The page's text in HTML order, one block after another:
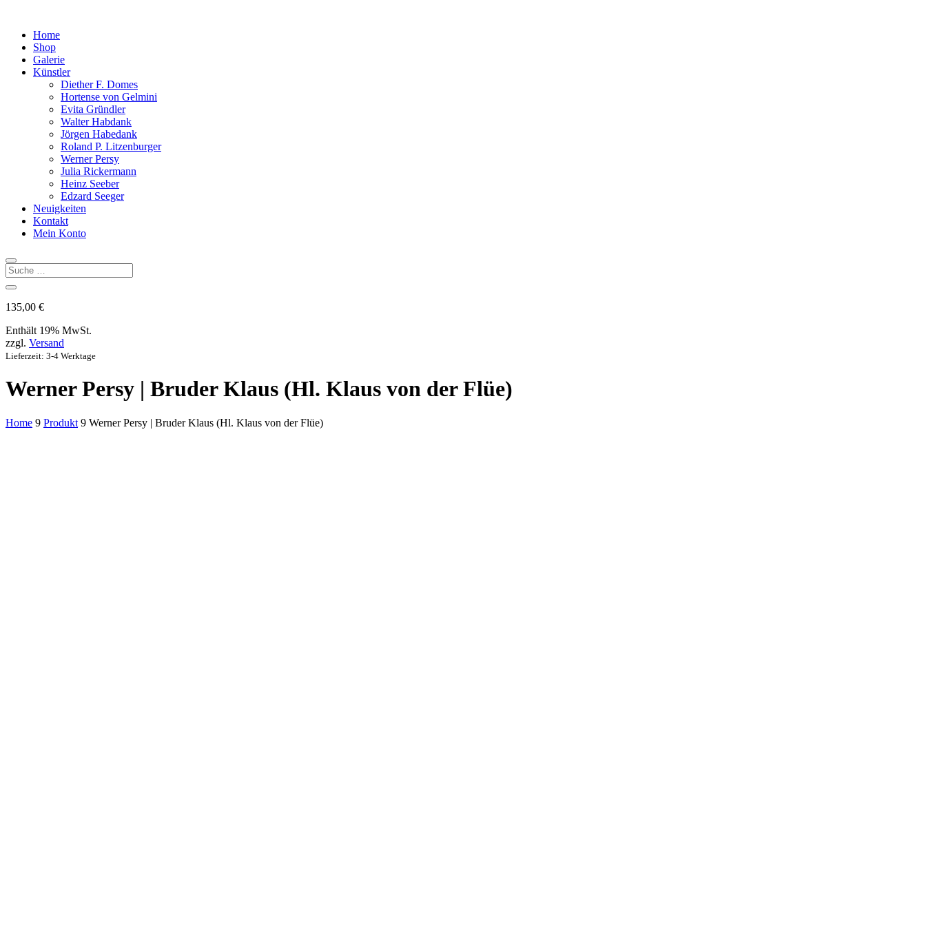
Home
Shop
Galerie
Künstler
Diether F. Domes
Hortense von Gelmini
Evita Gründler
Walter Habdank
Jörgen Habedank
Roland P. Litzenburger
Werner Persy
Julia Rickermann
Heinz Seeber
Edzard Seeger
Neuigkeiten
Kontakt
Mein Konto
135,00 €
Enthält 19% MwSt.
zzgl. Versand
Lieferzeit: 3-4 Werktage
Werner Persy | Bruder Klaus (Hl. Klaus von der Flüe)
Home 9 Produkt 9 Werner Persy | Bruder Klaus (Hl. Klaus von der Flüe)